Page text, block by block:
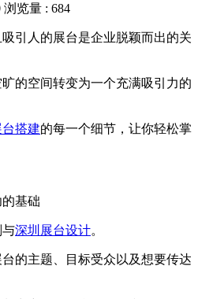
浏览量 : 684
引人的展台是企业脱颖而出的关
的空间转变为一个充满吸引力的
搭建的每一个细节，让你轻松掌
基础
与深圳展台设计。
的主题、目标受众以及想要传达